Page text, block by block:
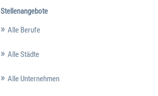
Stellenangebote
Alle Berufe
Alle Städte
Alle Unternehmen